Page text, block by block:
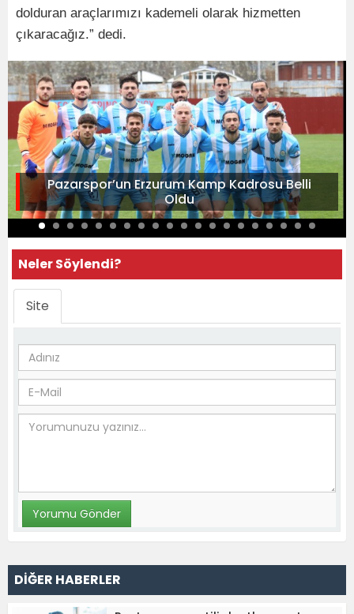
dolduran araçlarımızı kademeli olarak hizmetten
çıkaracağız.” dedi.
Pazarspor’un Erzurum Kamp Kadrosu Belli
Oldu
Neler Söylendi?
Site
DİĞER HABERLER